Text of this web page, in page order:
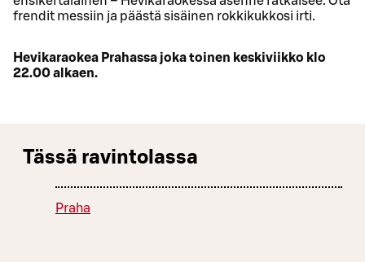
frendit messiin ja päästä sisäinen rokkikukkosi irti.
Hevikaraokea Prahassa joka toinen keskiviikko klo
22.00 alkaen.
Tässä ravintolassa
Praha